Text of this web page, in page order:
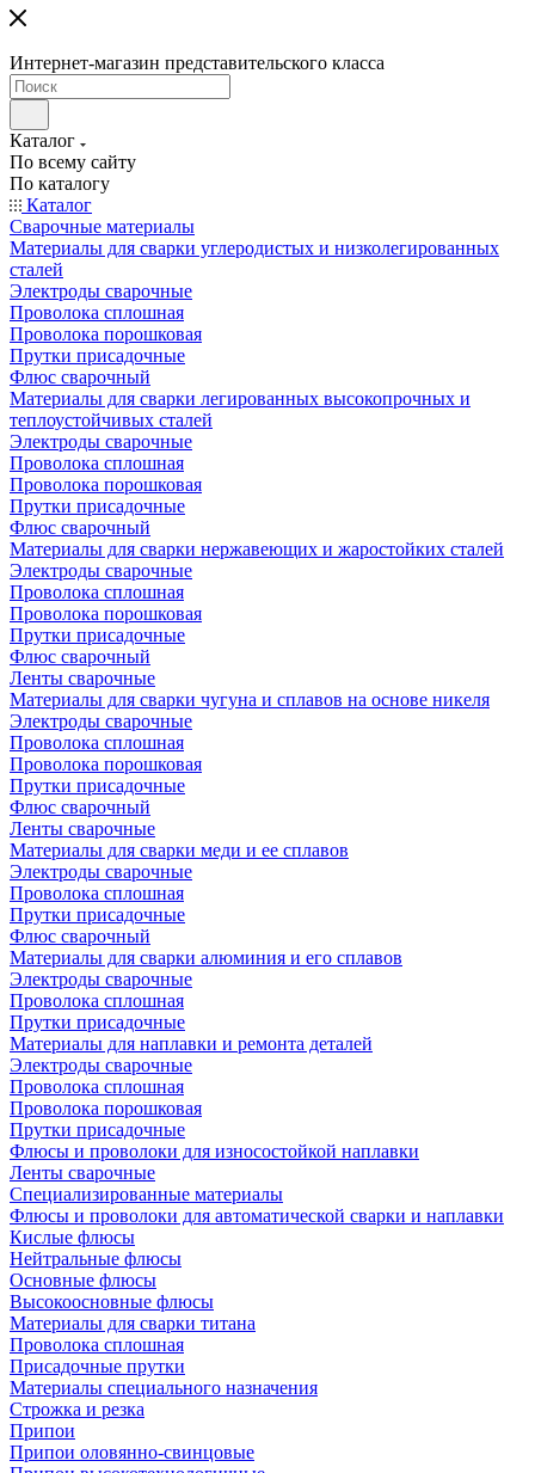
Интернет-магазин представительского класса
Каталог
По всему сайту
По каталогу
Каталог
Сварочные материалы
Материалы для сварки углеродистых и низколегированных
сталей
Электроды сварочные
Проволока сплошная
Проволока порошковая
Прутки присадочные
Флюс сварочный
Материалы для сварки легированных высокопрочных и
теплоустойчивых сталей
Электроды сварочные
Проволока сплошная
Проволока порошковая
Прутки присадочные
Флюс сварочный
Материалы для сварки нержавеющих и жаростойких сталей
Электроды сварочные
Проволока сплошная
Проволока порошковая
Прутки присадочные
Флюс сварочный
Ленты сварочные
Материалы для сварки чугуна и сплавов на основе никеля
Электроды сварочные
Проволока сплошная
Проволока порошковая
Прутки присадочные
Флюс сварочный
Ленты сварочные
Материалы для сварки меди и ее сплавов
Электроды сварочные
Проволока сплошная
Прутки присадочные
Флюс сварочный
Материалы для сварки алюминия и его сплавов
Электроды сварочные
Проволока сплошная
Прутки присадочные
Материалы для наплавки и ремонта деталей
Электроды сварочные
Проволока сплошная
Проволока порошковая
Прутки присадочные
Флюсы и проволоки для износостойкой наплавки
Ленты сварочные
Специализированные материалы
Флюсы и проволоки для автоматической сварки и наплавки
Кислые флюсы
Нейтральные флюсы
Основные флюсы
Высокоосновные флюсы
Материалы для сварки титана
Проволока сплошная
Присадочные прутки
Материалы специального назначения
Строжка и резка
Припои
Припои оловянно-свинцовые